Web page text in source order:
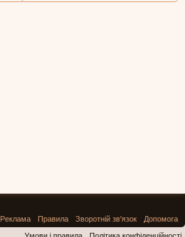
Реклама Правила Зворотній зв'язок
Допомога